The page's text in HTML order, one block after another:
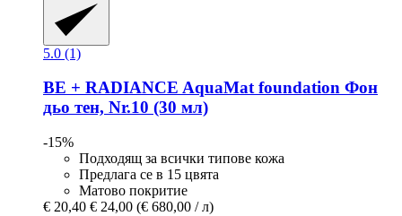
5.0 (1)
BE + RADIANCE AquaMat foundation Фон
дьо тен, Nr.10 (30 мл)
-15%
Подходящ за всички типове кожа
Предлага се в 15 цвята
Матово покритие
€ 20,40 € 24,00 (€ 680,00 / л)